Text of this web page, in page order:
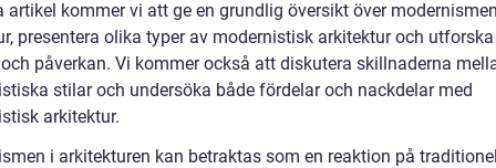
artikel kommer vi att ge en grundlig översikt över
presentera olika typer av modernistisk arkitektur och
påverkan. Vi kommer också att diskutera skillnaderna
stilar och undersöka både fördelar och nackdelar med
arkitektur.
i arkitekturen kan betraktas som en reaktion på